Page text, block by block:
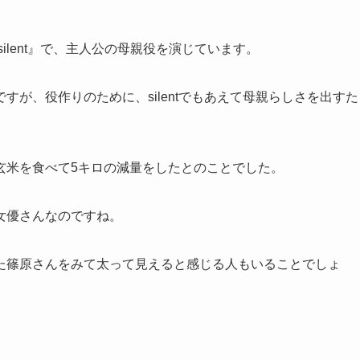
』で、主人公の母親役を演じています。
が、役作りのために、silentでもあえて母親らしさを出すた
を食べて5キロの減量をしたとのことでした。
さんなのですね。
原さんをみて太って見えると感じる人もいることでしょ